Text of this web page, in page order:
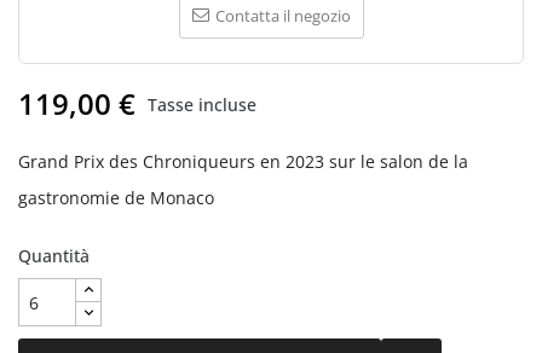
Contatta il negozio
119,00 € Tasse incluse
Grand Prix des Chroniqueurs en 2023 sur le salon de la
gastronomie de Monaco
Quantità